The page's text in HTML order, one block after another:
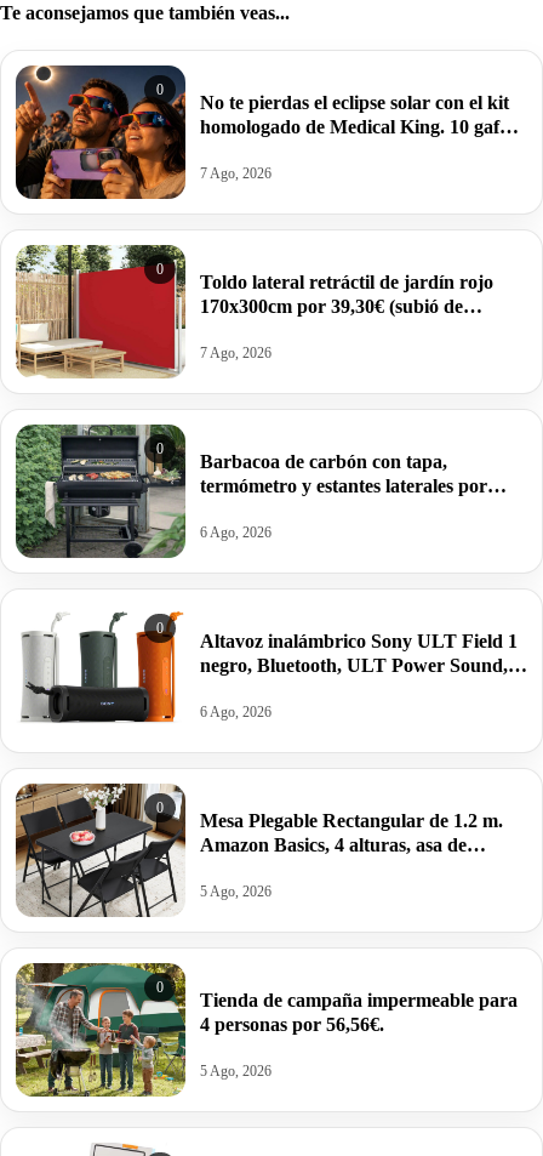
Te aconsejamos que también veas...
0
No te pierdas el eclipse solar con el kit
homologado de Medical King. 10 gafas
10,99€.
7 Ago, 2026
0
Toldo lateral retráctil de jardín rojo
170x300cm por 39,30€ (subió de
7 Ago, 2026
0
Barbacoa de carbón con tapa,
termómetro y estantes laterales por
6 Ago, 2026
0
Altavoz inalámbrico Sony ULT Field 1
negro, Bluetooth, ULT Power Sound,
por 62,04€ antes 84,55€.
6 Ago, 2026
0
Mesa Plegable Rectangular de 1.2 m.
Amazon Basics, 4 alturas, asa de
22,99€ antes 39,95€.
5 Ago, 2026
0
Tienda de campaña impermeable para
4 personas por 56,56€.
5 Ago, 2026